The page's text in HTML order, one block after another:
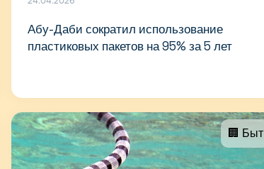
Абу-Даби сократил использование
пластиковых пакетов на 95% за 5 лет
🏢 Быт